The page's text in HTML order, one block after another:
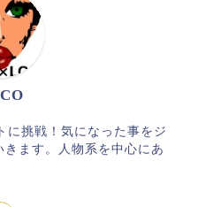
に挑戦！気になった事をジ
ます。人物系を中心にあ